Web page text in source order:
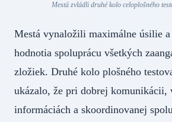
Mestá zvládli druhé kolo celoplošného
Mestá vynaložili maximálne úsilie
hodnotia spoluprácu všetkých
zložiek. Druhé kolo plošného
ukázalo, že pri dobrej komunikácii,
informáciách a skoordinovanej